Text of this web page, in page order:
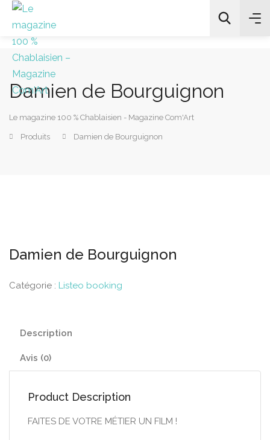
All Categories
Damien de Bourguignon
Le magazine 100 % Chablaisien - Magazine Com'Art
Produits Damien de Bourguignon
Damien de Bourguignon
Catégorie : Listeo booking
Description
Avis (0)
Product Description
FAITES DE VOTRE MÉTIER UN FILM !